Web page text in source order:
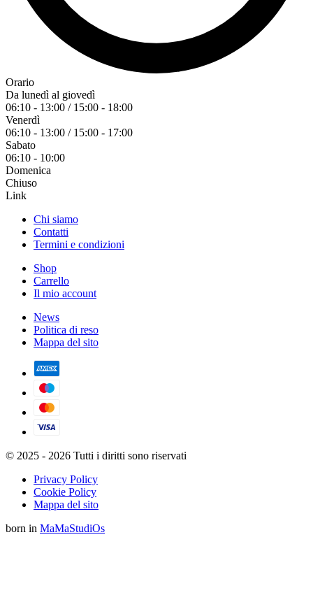
Orario
Da lunedì al giovedì
06:10 - 13:00 / 15:00 - 18:00
Venerdì
06:10 - 13:00 / 15:00 - 17:00
Sabato
06:10 - 10:00
Domenica
Chiuso
Link
Chi siamo
Contatti
Termini e condizioni
Shop
Carrello
Il mio account
News
Politica di reso
Mappa del sito
© 2025 - 2026 Tutti i diritti sono riservati
Privacy Policy
Cookie Policy
Mappa del sito
born in MaMaStudiOs